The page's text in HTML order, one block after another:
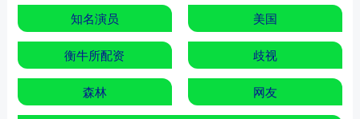
知名演员 美国
衡牛所配资 歧视
森林 网友